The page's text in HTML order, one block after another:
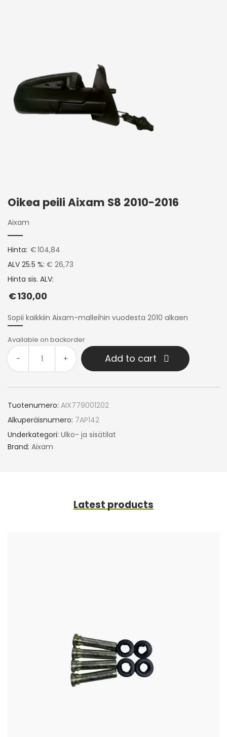
Oikea peili Aixam S8 2010-2016
Aixam
Hinta: €104,84
ALV 25.5 %: € 26,73
Hinta sis. ALV:
€130,00
Sopii kaikkiin Aixam-malleihin vuodesta 2010 alkaen
Available on backorder
- + Add to cart
Tuotenumero: AIX779001202
Alkuperäisnumero: 7AP142
Underkategori: Ulko- ja sisätilat
Brand: Aixam
Latest products